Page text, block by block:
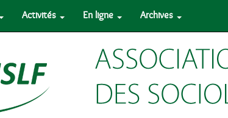
Activités En ligne Archives